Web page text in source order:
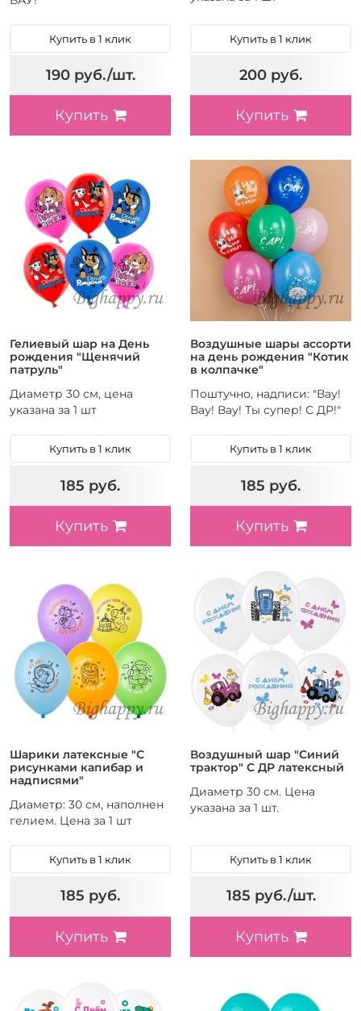
Купить в 1 клик
190 руб./шт.
Купить
Купить в 1 клик
200 руб.
Купить
Гелиевый шар на День
рождения "Щенячий
патруль"
Диаметр 30 см, цена
указана за 1 шт
Купить в 1 клик
185 руб.
Купить
Воздушные шары ассорти
на день рождения "Котик
в колпачке"
Поштучно, надписи: "Вау!
Вау! Вау! Ты супер! С ДР!"
Купить в 1 клик
185 руб.
Купить
Шарики латексные "С
рисунками капибар и
надписями"
Диаметр: 30 см, наполнен
гелием. Цена за 1 шт
Купить в 1 клик
185 руб.
Купить
Воздушный шар "Синий
трактор" С ДР латексный
Диаметр 30 см. Цена
указана за 1 шт.
Купить в 1 клик
185 руб./шт.
Купить